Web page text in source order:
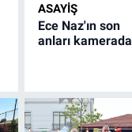
ASAYİŞ
Ece Naz'ın son
anları kamerada